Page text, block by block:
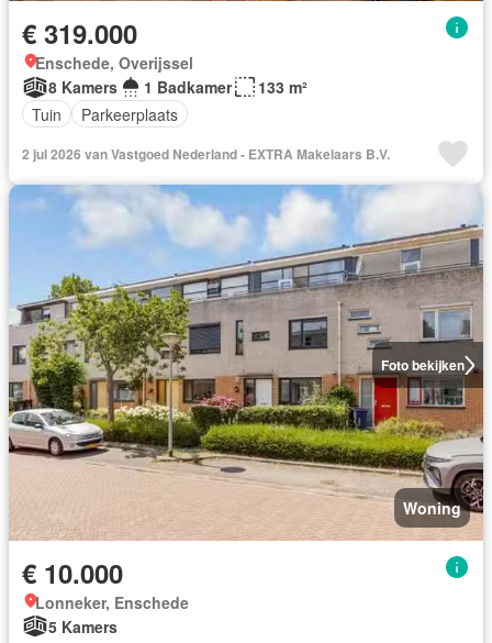
€ 319.000
Enschede, Overijssel
8 Kamers
1 Badkamer
133 m²
Tuin
Parkeerplaats
2 jul 2026 van Vastgoed Nederland - EXTRA Makelaars B.V.
Foto bekijken
Woning
€ 10.000
Lonneker, Enschede
5 Kamers